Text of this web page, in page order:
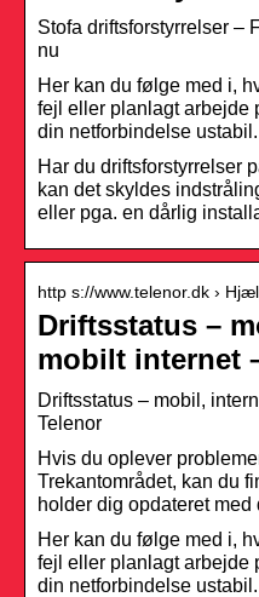
Stofa driftsforstyrrelser –
nu
Her kan du følge med i,
fejl eller planlagt arbejde
din netforbindelse ustabil.
Har du driftsforstyrrelser
kan det skyldes
eller pga. en dårlig
http s://www.telenor.dk ›
Driftsstatus –
mobilt internet
Driftsstatus – mobil,
Telenor
Hvis du oplever
Trekantområdet, kan du
holder dig opdateret
Her kan du følge med i,
fejl eller planlagt arbejde
din netforbindelse ustabil.